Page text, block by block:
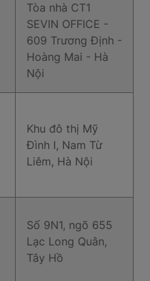
Tòa nhà CT1
SEVIN OFFICE -
609 Trương Định -
Hoàng Mai - Hà
Nội
Khu đô thị Mỹ
Đình I, Nam Từ
Liêm, Hà Nội
Số 9N1, ngõ 655
Lạc Long Quân,
Tây Hồ